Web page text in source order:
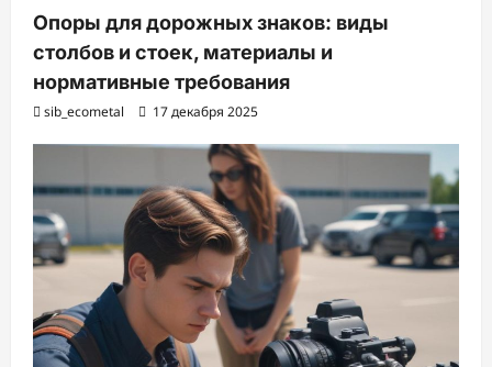
Опоры для дорожных знаков: виды
столбов и стоек, материалы и
нормативные требования
sib_ecometal 17 декабря 2025